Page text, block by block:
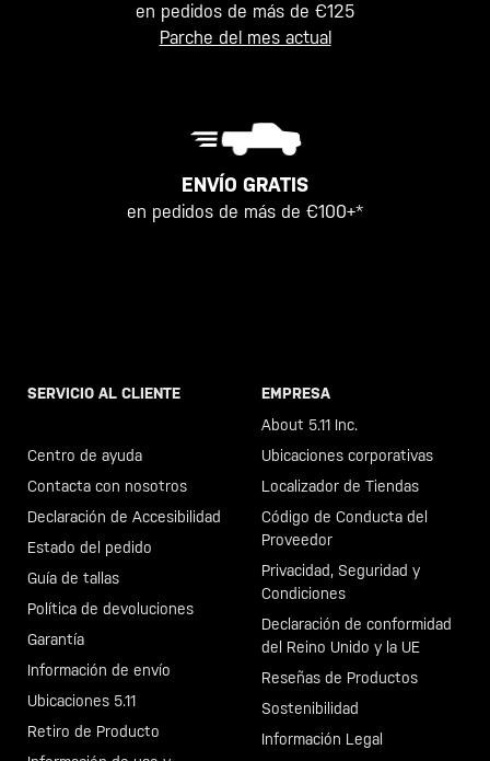
en pedidos de más de €125
Parche del mes actual
ENVÍO GRATIS
en pedidos de más de €100+*
SERVICIO AL CLIENTE
Centro de ayuda
Contacta con nosotros
Declaración de Accesibilidad
Estado del pedido
Guía de tallas
Política de devoluciones
Garantía
Información de envío
Ubicaciones 5.11
Retiro de Producto
EMPRESA
About 5.11 Inc.
Ubicaciones corporativas
Localizador de Tiendas
Código de Conducta del
Proveedor
Privacidad, Seguridad y
Condiciones
Declaración de conformidad
del Reino Unido y la UE
Reseñas de Productos
Sostenibilidad
Información Legal